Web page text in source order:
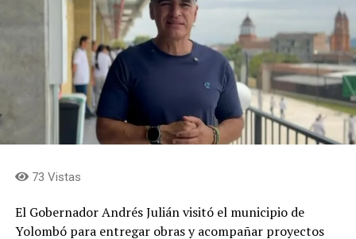
73 Vistas
El Gobernador Andrés Julián visitó el municipio de
Yolombó para entregar obras y acompañar proyectos